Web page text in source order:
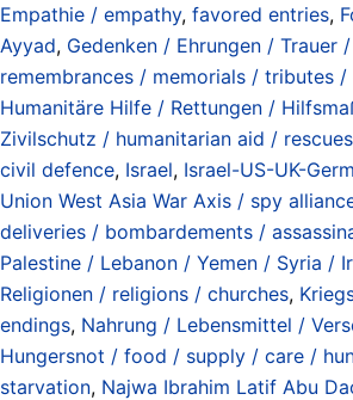
Empathie / empathy, favored entries,
Ayyad, Gedenken / Ehrungen / Trauer
remembrances / memorials / tributes
Humanitäre Hilfe / Rettungen /
Zivilschutz / humanitarian aid /
civil defence, Israel, Israel-US-UK-
Union West Asia War Axis / spy
deliveries / bombardements /
Palestine / Lebanon / Yemen / Syria /
Religionen / religions / churches,
endings, Nahrung / Lebensmittel /
Hungersnot / food / supply / care /
starvation, Najwa Ibrahim Latif Abu